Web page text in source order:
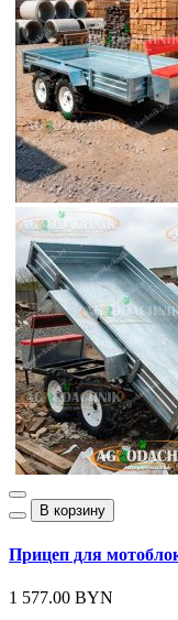
В корзину
Прицеп для
1 577.00 BYN